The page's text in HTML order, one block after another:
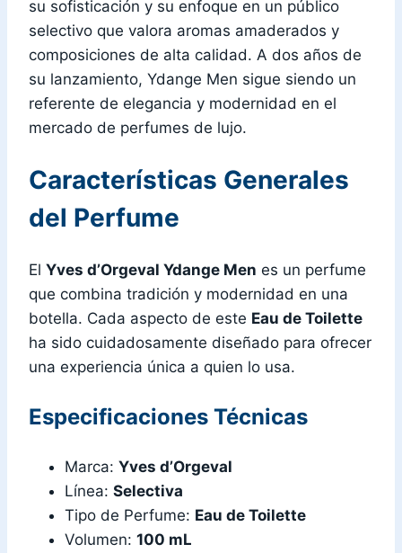
su sofisticación y su enfoque en un público
selectivo que valora aromas amaderados y
composiciones de alta calidad. A dos años de
su lanzamiento, Ydange Men sigue siendo un
referente de elegancia y modernidad en el
mercado de perfumes de lujo.
Características Generales
del Perfume
El Yves d’Orgeval Ydange Men es un perfume
que combina tradición y modernidad en una
botella. Cada aspecto de este Eau de Toilette
ha sido cuidadosamente diseñado para ofrecer
una experiencia única a quien lo usa.
Especificaciones Técnicas
Marca: Yves d’Orgeval
Línea: Selectiva
Tipo de Perfume: Eau de Toilette
Volumen: 100 mL